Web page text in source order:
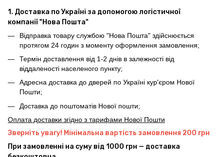
1. Доставка по Україні за допомогою логістичної
компанії "Нова Пошта"
Відправка товару службою "Нова Пошта" здійснюється
протягом 24 годин з моменту оформлення замовлення;
Термін доставлення від 1-2 днів в залежності від
віддаленості населеного пункту;
Адресна доставка до дверей по Україні кур'єром Нової
Пошти;
Доставка до поштоматів Нової пошти;
Оплата доставки згідно з тарифами Нової Пошти
Зверніть увагу! Мінімальна вартість замовлення 200 грн
При замовленні на суму від 1000 грн — доставка